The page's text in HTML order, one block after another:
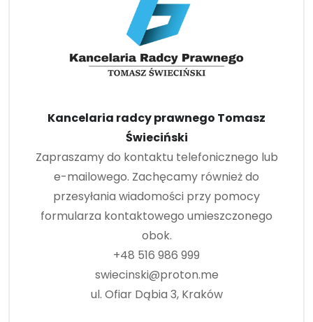
Kancelaria radcy prawnego Tomasz
Świeciński
Zapraszamy do kontaktu telefonicznego lub
e-mailowego. Zachęcamy również do
przesyłania wiadomości przy pomocy
formularza kontaktowego umieszczonego
obok.
+48 516 986 999
swiecinski@proton.me
ul. Ofiar Dąbia 3, Kraków